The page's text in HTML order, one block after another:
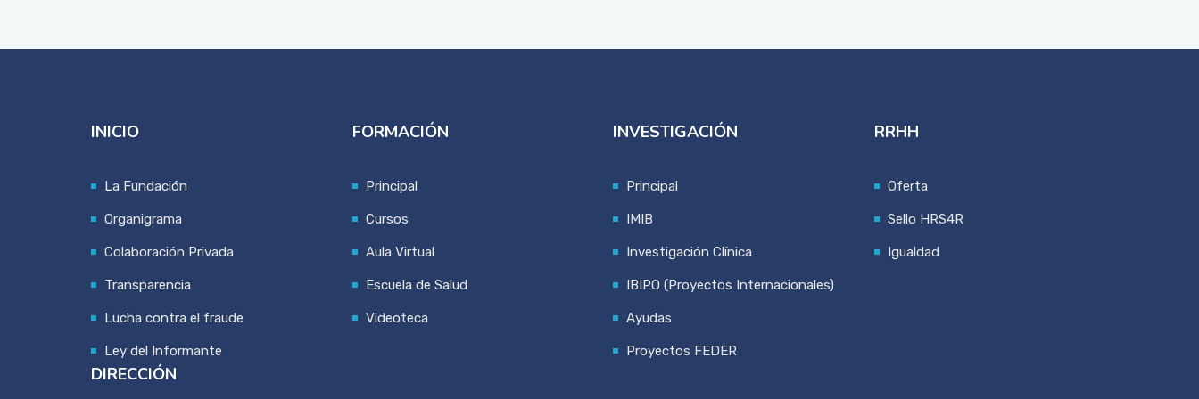
INICIO
La Fundación
Organigrama
Colaboración Privada
Transparencia
Lucha contra el fraude
Ley del Informante
FORMACIÓN
Principal
Cursos
Aula Virtual
Escuela de Salud
Videoteca
INVESTIGACIÓN
Principal
IMIB
Investigación Clínica
IBIPO (Proyectos Internacionales)
Ayudas
Proyectos FEDER
RRHH
Oferta
Sello HRS4R
Igualdad
DIRECCIÓN